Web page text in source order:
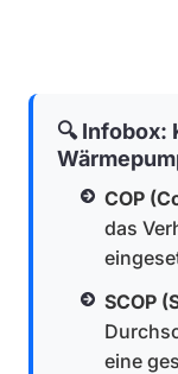
🔍 Infobox:
COP
das
SCOP
eine